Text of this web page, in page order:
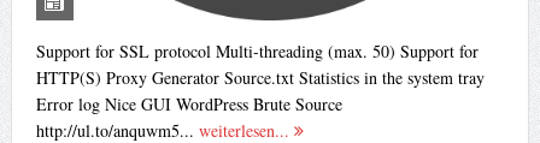
Support for SSL protocol Multi-threading (max. 50) Support for
HTTP(S) Proxy Generator Source.txt Statistics in the system tray
Error log Nice GUI WordPress Brute Source
http://ul.to/anquwm5... weiterlesen...